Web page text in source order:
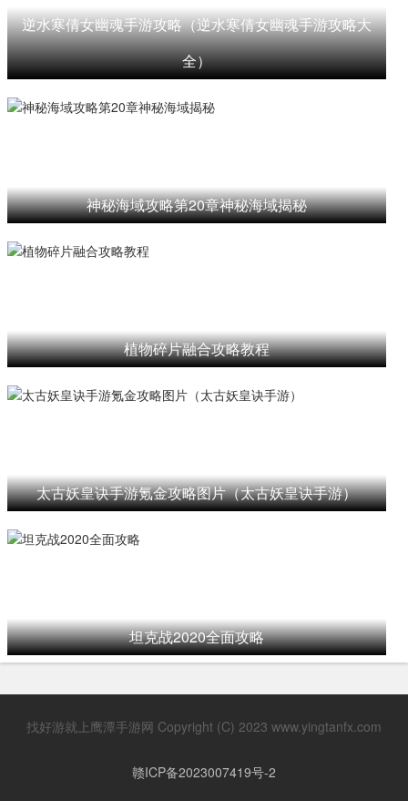
逆水寒倩女幽魂手游攻略（逆水寒倩女幽魂手游攻略大
全）
神秘海域攻略第20章神秘海域揭秘
植物碎片融合攻略教程
太古妖皇诀手游氪金攻略图片（太古妖皇诀手游）
坦克战2020全面攻略
找好游就上鹰潭手游网 Copyright (C) 2023 www.yingtanfx.com
赣ICP备2023007419号-2